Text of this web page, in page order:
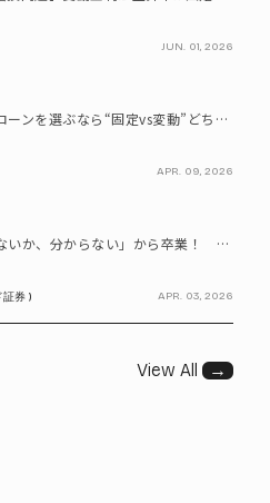
JUN. 01, 2026
これから住宅ローンを選ぶなら“固定vs変動”どちらが正解? 9割が利用したいと答えた「いま決めなくてもいい」ローンとは!?
APR. 09, 2026
「何が分からないか、分からない」から卒業！ SBIネオトレード証券で学ぶ、はじめての資産形成
証券 ) APR. 03, 2026
View All →